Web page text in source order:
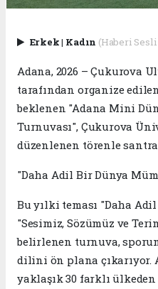
Erkek| Kadın (Haberi
Adana, 2026 – Çukurova
tarafından organize
beklenen "Adana Mini
Turnuvası", Çukurova
düzenlenen törenle santra
​"Daha Adil Bir Dünya
​Bu yılki teması "Daha
"Sesimiz, Sözümüz ve
belirlenen turnuva,
dilini ön plana çıkarıyor.
yaklaşık 30 farklı